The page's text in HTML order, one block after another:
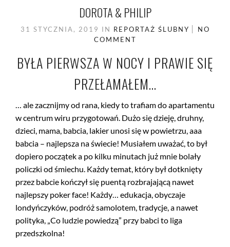
DOROTA & PHILIP
31 STYCZNIA, 2019 IN REPORTAŻ ŚLUBNY
NO
COMMENT
BYŁA PIERWSZA W NOCY I PRAWIE SIĘ
PRZEŁAMAŁEM…
… ale zacznijmy od rana, kiedy to trafiam do apartamentu
w centrum wiru przygotowań. Dużo się dzieję, druhny,
dzieci, mama, babcia, lakier unosi się w powietrzu, aaa
babcia – najlepsza na świecie! Musiałem uważać, to był
dopiero początek a po kilku minutach już mnie bolały
policzki od śmiechu. Każdy temat, który był dotknięty
przez babcie kończył się puentą rozbrajającą nawet
najlepszy poker face! Każdy… edukacja, obyczaje
londyńczyków, podróż samolotem, tradycje, a nawet
polityka, „Co ludzie powiedzą” przy babci to liga
przedszkolna!